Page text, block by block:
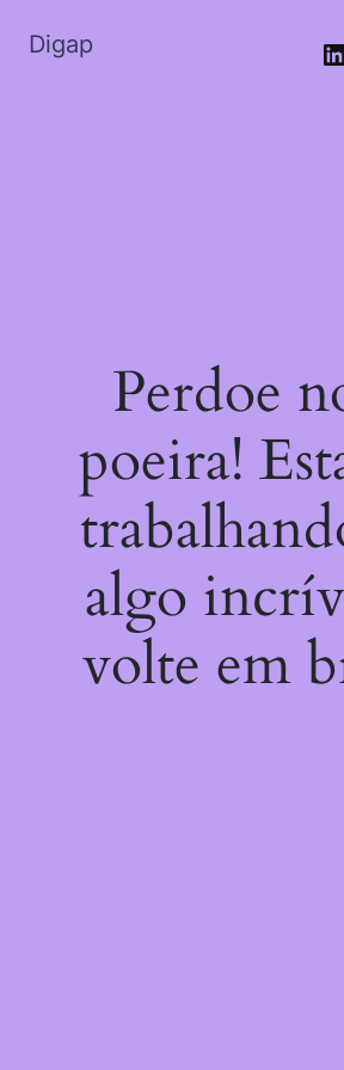
Digap
Perdoe
poeira!
algo
volte em